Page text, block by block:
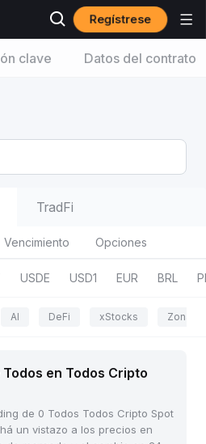
Regístrese
clave Datos del contrato
TradFi
Vencimiento Opciones
USDE USD1 EUR BRL
AI DeFi xStocks Zona
en Todos Cripto
de 0 Todos Todos Cripto Spot
un vistazo a los precios en